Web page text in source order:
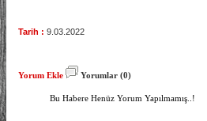
Tarih : 9.03.2022
Yorum Ekle Yorumlar (0)
Bu Habere Henüz Yorum Yapılmamış..!